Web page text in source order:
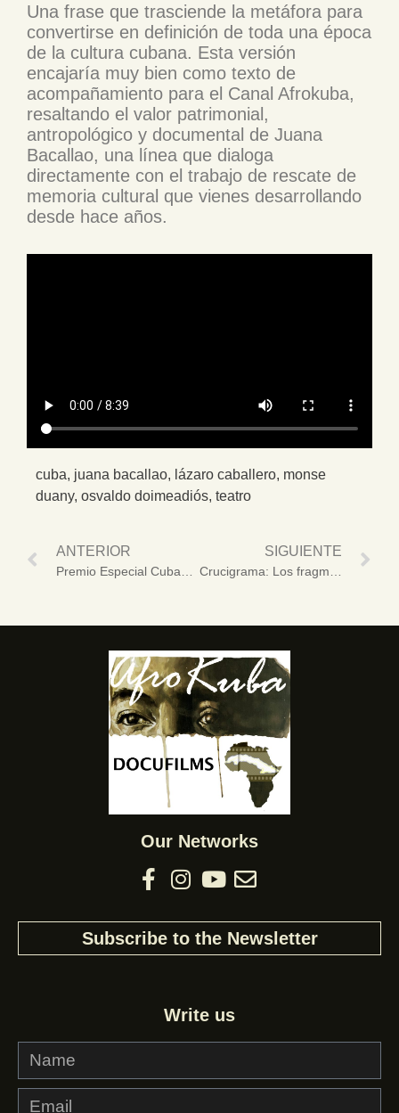
Una frase que trasciende la metáfora para
convertirse en definición de toda una época
de la cultura cubana. Esta versión
encajaría muy bien como texto de
acompañamiento para el Canal Afrokuba,
resaltando el valor patrimonial,
antropológico y documental de Juana
Bacallao, una línea que dialoga
directamente con el trabajo de rescate de
memoria cultural que vienes desarrollando
desde hace años.
cuba, juana bacallao, lázaro caballero, monse
duany, osvaldo doimeadiós, teatro
ANTERIOR
Premio Especial Cubadisco 2026 para “Lo mejor de Berta Armiñán”, una joya del patrimonio sonoro cubano (+Video)
SIGUIENTE
Crucigrama: Los fragmentos de una memoria en construcción (+Fotos y Video)
Our Networks
Subscribe to the Newsletter
Write us